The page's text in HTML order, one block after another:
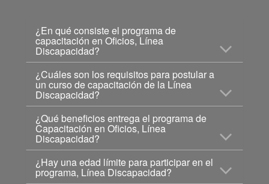
¿En qué consiste el programa de
capacitación en Oficios, Línea
Discapacidad?
¿Cuáles son los requisitos para postular a
un curso de capacitación de la Línea
Discapacidad?
¿Qué beneficios entrega el programa de
Capacitación en Oficios, Línea
Discapacidad?
¿Hay una edad límite para participar en el
programa, Línea Discapacidad?